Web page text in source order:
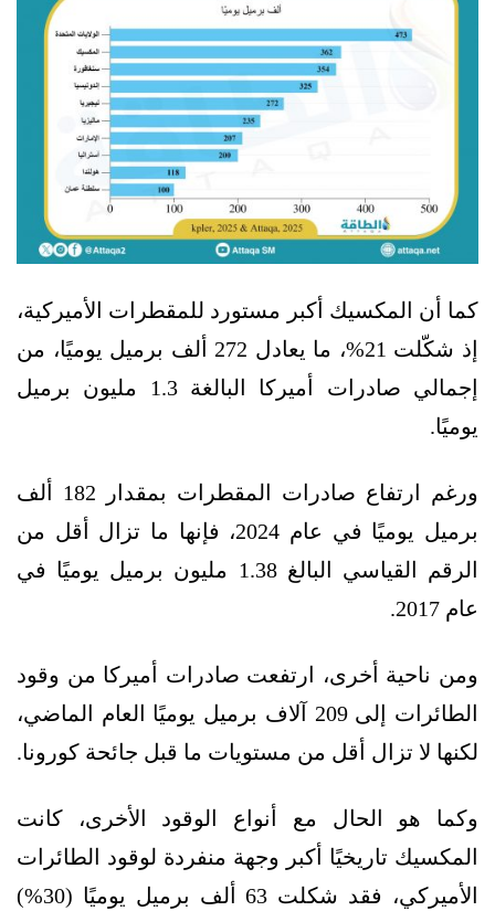
كما أن المكسيك أكبر مستورد للمقطرات الأميركية،
إذ شكّلت 21%، ما يعادل 272 ألف برميل يوميًا، من
إجمالي صادرات أميركا البالغة 1.3 مليون برميل
يوميًا.
ورغم ارتفاع صادرات المقطرات بمقدار 182 ألف
برميل يوميًا في عام 2024، فإنها ما تزال أقل من
الرقم القياسي البالغ 1.38 مليون برميل يوميًا في
عام 2017.
ومن ناحية أخرى، ارتفعت صادرات أميركا من وقود
الطائرات إلى 209 آلاف برميل يوميًا العام الماضي،
لكنها لا تزال أقل من مستويات ما قبل جائحة كورونا.
وكما هو الحال مع أنواع الوقود الأخرى، كانت
المكسيك تاريخيًا أكبر وجهة منفردة لوقود الطائرات
الأميركي، فقد شكلت 63 ألف برميل يوميًا (30%)